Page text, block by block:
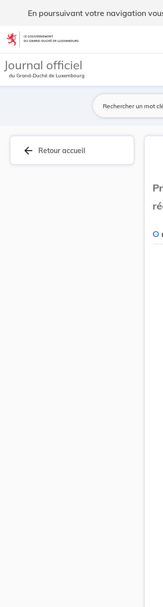
En poursuivant votre navigation
Aller au contenu
Journal officiel
du Grand-Duché de Luxembourg
arrow_back Retour accueil